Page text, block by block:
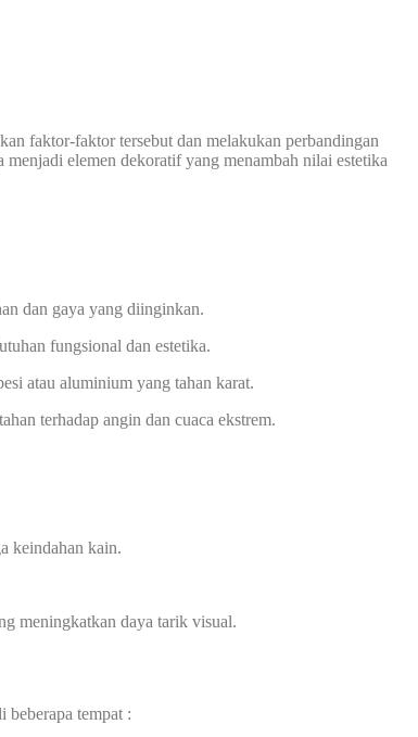
faktor-faktor tersebut dan melakukan perbandingan
elemen dekoratif yang menambah nilai estetika
dan gaya yang diinginkan.
fungsional dan estetika.
atau aluminium yang tahan karat.
terhadap angin dan cuaca ekstrem.
keindahan kain.
meningkatkan daya tarik visual.
tempat :